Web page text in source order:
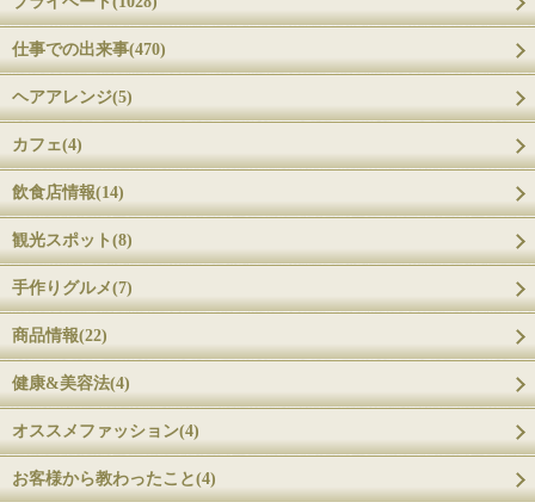
仕事での出来事(470)
ヘアアレンジ(5)
カフェ(4)
飲食店情報(14)
観光スポット(8)
手作りグルメ(7)
商品情報(22)
健康&美容法(4)
オススメファッション(4)
お客様から教わったこと(4)